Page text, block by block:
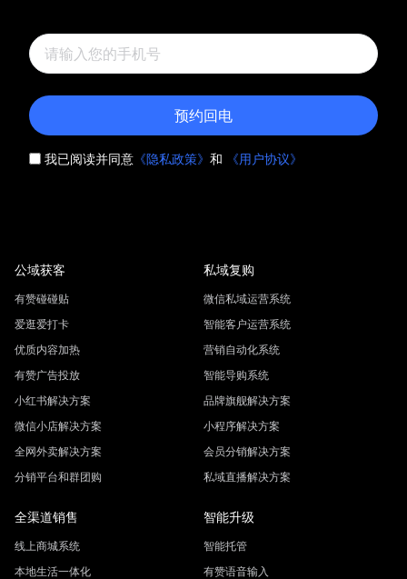
预约回电
我已阅读并同意 《隐私政策》 和 《用户协议》
公域获客
有赞碰碰贴
爱逛爱打卡
优质内容加热
有赞广告投放
小红书解决方案
微信小店解决方案
全网外卖解决方案
分销平台和群团购
私域复购
微信私域运营系统
智能客户运营系统
营销自动化系统
智能导购系统
品牌旗舰解决方案
小程序解决方案
会员分销解决方案
私域直播解决方案
全渠道销售
线上商城系统
本地生活一体化
智能升级
智能托管
有赞语音输入